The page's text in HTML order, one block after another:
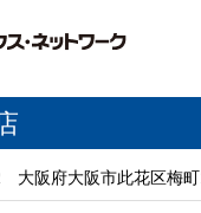
大阪府大阪市此花区梅